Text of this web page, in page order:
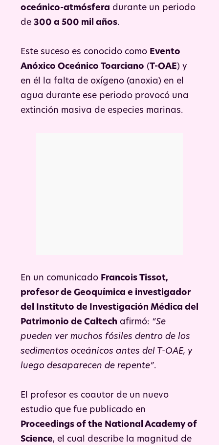
oceánico-atmósfera durante un periodo
de 300 a 500 mil años.
Este suceso es conocido como Evento
Anóxico Oceánico Toarciano (T-OAE) y
en él la falta de oxígeno (anoxia) en el
agua durante ese periodo provocó una
extinción masiva de especies marinas.
En un comunicado Francois Tissot,
profesor de Geoquímica e investigador
del Instituto de Investigación Médica del
Patrimonio de Caltech afirmó: “Se
pueden ver muchos fósiles dentro de los
sedimentos oceánicos antes del T-OAE, y
luego desaparecen de repente”.
El profesor es coautor de un nuevo
estudio que fue publicado en
Proceedings of the National Academy of
Science, el cual describe la magnitud de